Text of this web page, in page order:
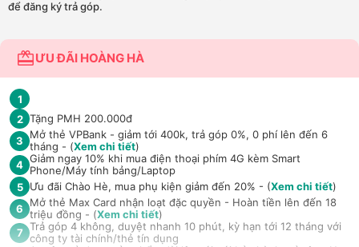
để đăng ký trả góp.
ƯU ĐÃI HOÀNG HÀ
1
2 Tặng PMH 200.000đ
3
Mở thẻ VPBank - giảm tới 400k, trả góp 0%, 0 phí lên đến 6
tháng - (Xem chi tiết)
4 Giảm ngay 10% khi mua điện thoại phím 4G kèm Smart
Phone/Máy tính bảng/Laptop
5 Ưu đãi Chào Hè, mua phụ kiện giảm đến 20% - (Xem chi tiết)
6
Mở thẻ Max Card nhận loạt đặc quyền - Hoàn tiền lên đến 18
triệu đồng - (Xem chi tiết)
7 Trả góp 4 không, duyệt nhanh 10 phút, kỳ hạn tới 12 tháng với
công ty tài chính/thẻ tín dụng